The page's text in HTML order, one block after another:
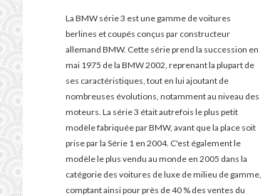
La BMW série 3 est une gamme de voitures
berlines et coupés conçus par constructeur
allemand BMW. Cette série prend la succession en
mai 1975 de la BMW 2002, reprenant la plupart de
ses caractéristiques, tout en lui ajoutant de
nombreuses évolutions, notamment au niveau des
moteurs. La série 3 était autrefois le plus petit
modèle fabriquée par BMW, avant que la place soit
prise par la Série 1 en 2004. C'est également le
modèle le plus vendu au monde en 2005 dans la
catégorie des voitures de luxe de milieu de gamme,
comptant ainsi pour près de 40 % des ventes du